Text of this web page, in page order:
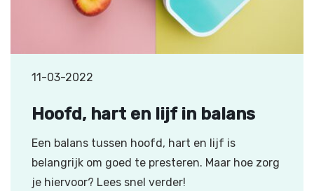
11-03-2022
Hoofd, hart en lijf in balans
Een balans tussen hoofd, hart en lijf is
belangrijk om goed te presteren. Maar hoe zorg
je hiervoor? Lees snel verder!